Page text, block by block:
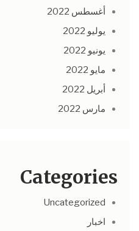
أغسطس 2022
يوليو 2022
يونيو 2022
مايو 2022
أبريل 2022
مارس 2022
Categories
Uncategorized
اخبار